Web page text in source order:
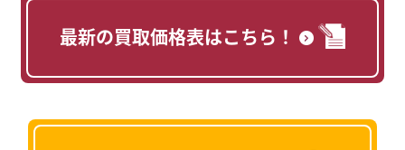
最新の買取価格表はこちら！